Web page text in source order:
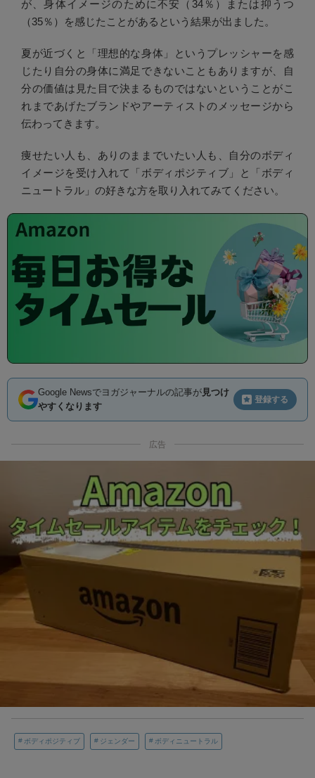
が、身体イメージのために不安（34％）または抑うつ
（35％）を感じたことがあるという結果が出ました。
夏が近づくと「理想的な身体」というプレッシャーを感
じたり自分の身体に満足できないこともありますが、自
分の価値は見た目で決まるものではないということがこ
れまであげたブランドやアーティストのメッセージから
伝わってきます。
痩せたい人も、ありのままでいたい人も、自分のボディ
イメージを受け入れて「ボディポジティブ」と「ボディ
ニュートラル」の好きな方を取り入れてみてください。
Google Newsでヨガジャーナルの記事が見つけ
やすくなります
登録する
広告
ボディポジティブ ジェンダー ボディニュートラル